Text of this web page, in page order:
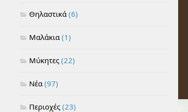
Θηλαστικά (6)
Μαλάκια (1)
Μύκητες (22)
Νέα (97)
Περιοχές (23)